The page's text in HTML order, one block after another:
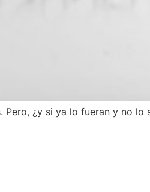
¿y si ya lo fueran y no lo